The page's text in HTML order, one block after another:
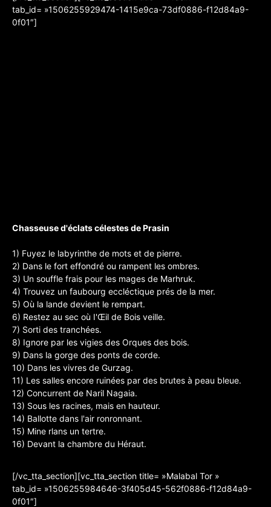
tab_id= »1506255929474-1415e9ca-73df0886-f12d84a9-
0f01″]
Chasseuse d'éclats célestes de Prasin
1) Fuyez le labyrinthe de mots et de pierre.
2) Dans le fort effondré ou rampent les ombres.
3) Un souffle frais pour les mages de Marhruk.
4) Trouvez un faubourg eccléctique prés de la mer.
5) Où la lande devient le rempart.
6) Restez au sec où I'Œil de Bois veille.
7) Sorti des tranchées.
8) Ignore par les vigies des Orques des bois.
9) Dans la gorge des ponts de corde.
10) Dans les vivres de Gurzag.
11) Les salles encore ruinées par des brutes à peau bleue.
12) Concurrent de Naril Nagaia.
13) Sous les racines, mais en hauteur.
14) Ballotte dans l'air ronronnant.
15) Mine rlans un tertre.
16) Devant la chambre du Héraut.
[/vc_tta_section][vc_tta_section title= »Malabal Tor »
tab_id= »1506255984646-3f405d45-562f0886-f12d84a9-
0f01″]